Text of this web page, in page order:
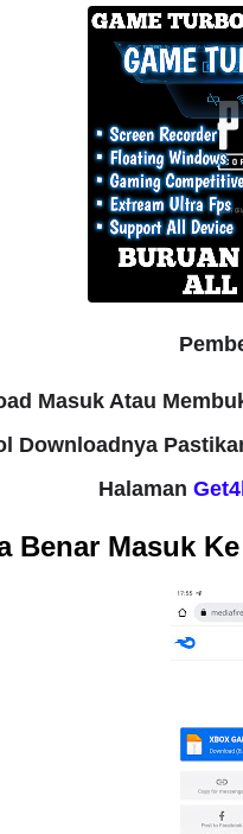
Masuk Atau
Downloadnya
Halaman
Benar Masuk